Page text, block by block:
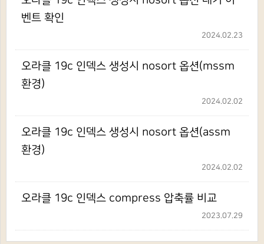
벤트 확인
2024.02.23
오라클 19c 인덱스 생성시 nosort 옵션(mssm
환경)
2024.02.02
오라클 19c 인덱스 생성시 nosort 옵션(assm
환경)
2024.02.02
오라클 19c 인덱스 compress 압축률 비교
2023.07.29